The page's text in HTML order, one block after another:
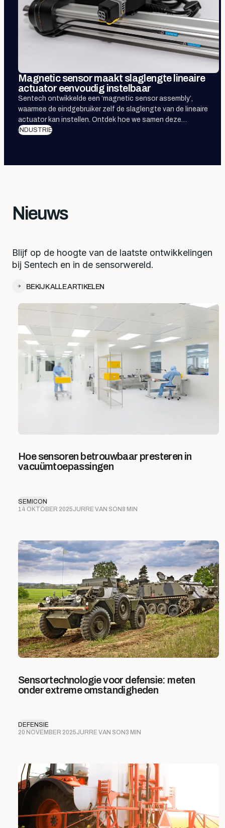
Magnetic sensor maakt slaglengte lineaire
actuator eenvoudig instelbaar
Sentech ontwikkelde een ‘magnetic sensor assembly’,
waarmee de eindgebruiker zelf de slaglengte van de lineaire
actuator kan instellen. Ontdek hoe we samen deze
sensoroplossing integreerden.
INDUSTRIE
Nieuws
Blijf op de hoogte van de laatste ontwikkelingen
bij Sentech en in de sensorwereld.
BEKIJK ALLE ARTIKELEN
Hoe sensoren betrouwbaar presteren in
vacuümtoepassingen
SEMICON
14 OKTOBER 2025JURRE VAN SON8 MIN
Sensortechnologie voor defensie: meten
onder extreme omstandigheden
DEFENSIE
20 NOVEMBER 2025JURRE VAN SON 3 MIN